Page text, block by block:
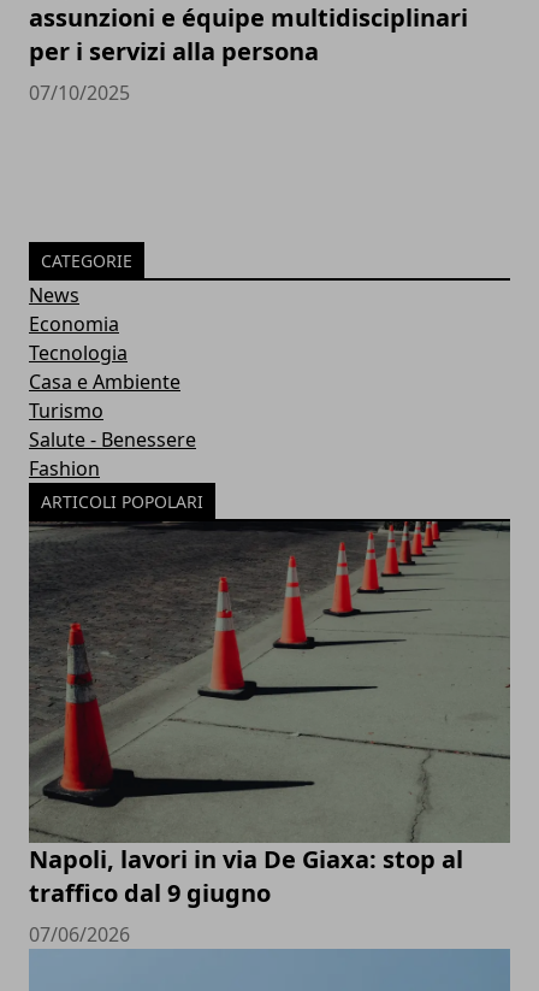
assunzioni e équipe multidisciplinari
per i servizi alla persona
07/10/2025
CATEGORIE
News
Economia
Tecnologia
Casa e Ambiente
Turismo
Salute - Benessere
Fashion
ARTICOLI POPOLARI
Napoli, lavori in via De Giaxa: stop al
traffico dal 9 giugno
07/06/2026